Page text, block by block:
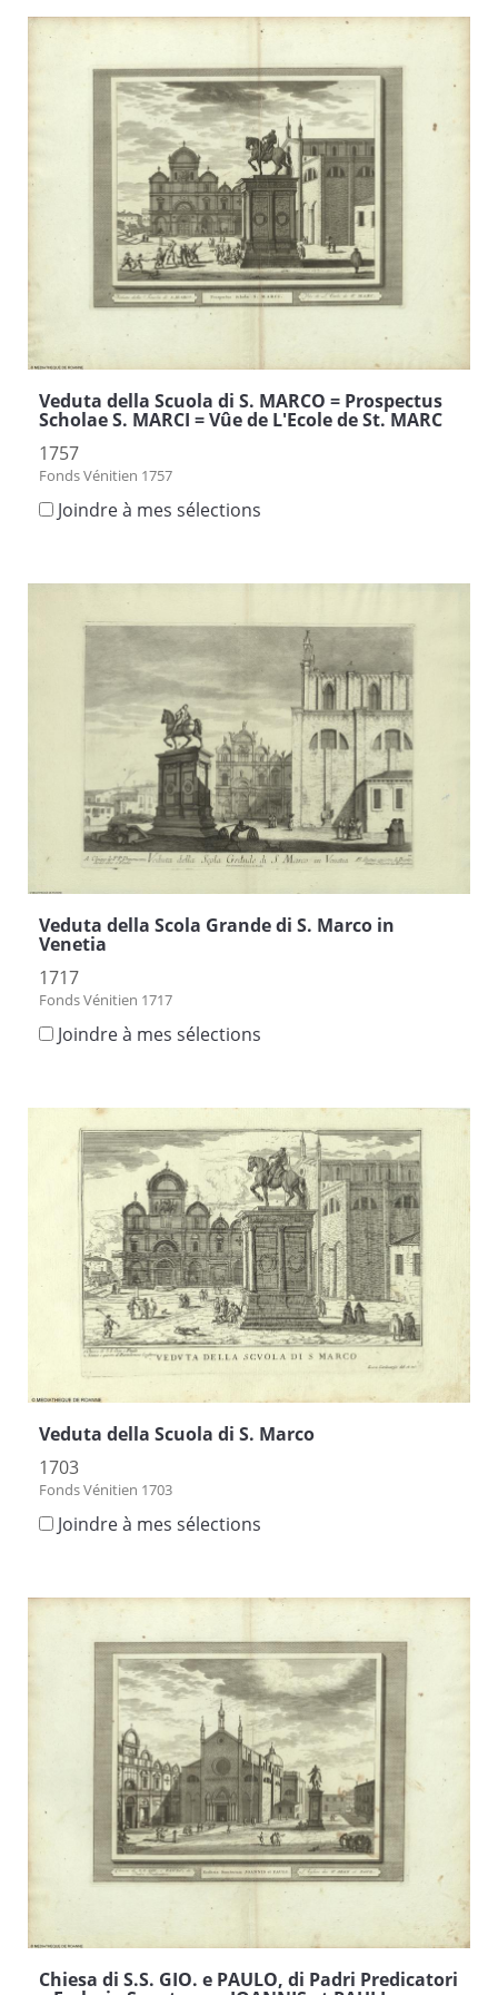
Veduta della Scuola di S. MARCO = Prospectus
Scholae S. MARCI = Vûe de L'Ecole de St. MARC
1757
Fonds Vénitien 1757
Joindre à mes sélections
Veduta della Scola Grande di S. Marco in
Venetia
1717
Fonds Vénitien 1717
Joindre à mes sélections
Veduta della Scuola di S. Marco
1703
Fonds Vénitien 1703
Joindre à mes sélections
Chiesa di S.S. GIO. e PAULO, di Padri Predicatori